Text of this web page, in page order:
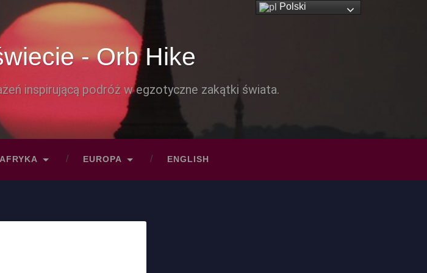
- Orb Hike
inspirującą podróż w egzotyczne zakątki świata.
AFRYKA EUROPA ENGLISH
Polski